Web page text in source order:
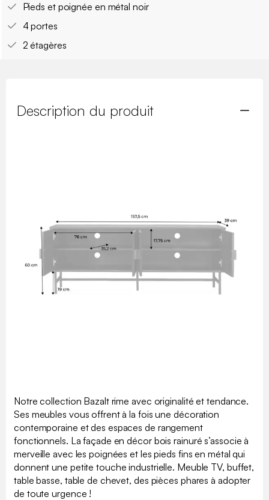
Pieds et poignée en métal noir
4 portes
2 étagères
Description du produit
Notre collection Bazalt rime avec originalité et tendance.
Ses meubles vous offrent à la fois une décoration
contemporaine et des espaces de rangement
fonctionnels. La façade en décor bois rainuré s’associe à
merveille avec les poignées et les pieds fins en métal qui
donnent une petite touche industrielle. Meuble TV, buffet,
table basse, table de chevet, des pièces phares à adopter
de toute urgence !